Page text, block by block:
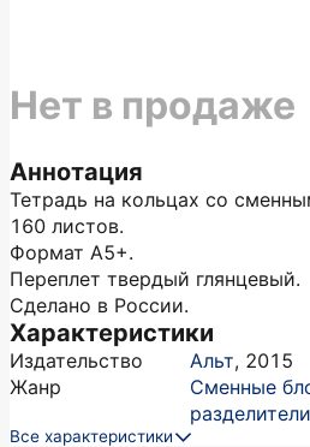
Аннотация
Тетрадь на кольцах со
160 листов.
Формат А5+.
Переплет твердый глянцевый.
Сделано в России.
Характеристики
Издательство Альт, 2015
Жанр
Сменные
разделители
Все характеристики
Нет в продаже